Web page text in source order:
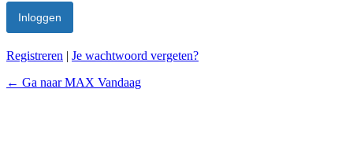
Registreren | Je wachtwoord vergeten?
← Ga naar MAX Vandaag